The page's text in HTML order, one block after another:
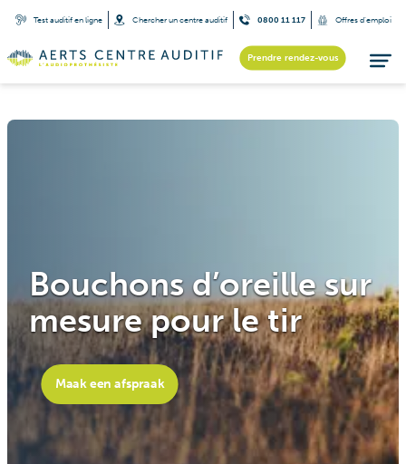
Test auditif en ligne Chercher un centre auditif 0800 11 117 Offres d’emploi
Prendre rendez-vous
Bouchons d’oreille sur
mesure pour le tir
Maak een afspraak